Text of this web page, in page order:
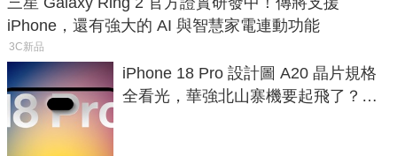
iPhone，還有強大的 AI 與智慧家電連動功能
3C新品
iPhone 18 Pro 設計圖 A20 晶片規格
全看光，華強北山寨機要起飛了？專